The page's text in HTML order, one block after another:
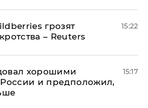
грозят
– Reuters
15:22
хорошими
и предположил,
15:17